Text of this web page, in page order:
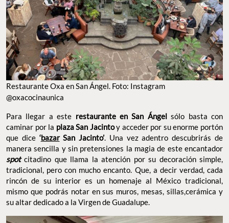
Restaurante Oxa en San Ángel. Foto: Instagram
@oxacocinaunica
Para llegar a este restaurante en San Ángelsólo basta con
caminar por la plaza San Jacintoy acceder por su enorme portón
que dice‘bazarSan Jacinto’. Una vez adentro descubrirás de
manera sencilla y sin pretensiones la magia de este encantador
spotcitadino que llama la atención por su decoración simple,
tradicional, pero con mucho encanto. Que, a decir verdad, cada
rincón de su interior es un homenaje al México tradicional,
mismo que podrás notar en sus muros, mesas, sillas,cerámica y
su altar dedicado a la Virgen de Guadalupe.